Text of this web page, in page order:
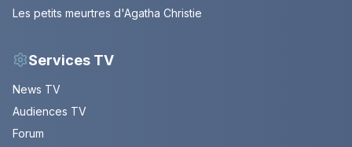
Les petits meurtres d'Agatha Christie
Services TV
News TV
Audiences TV
Forum